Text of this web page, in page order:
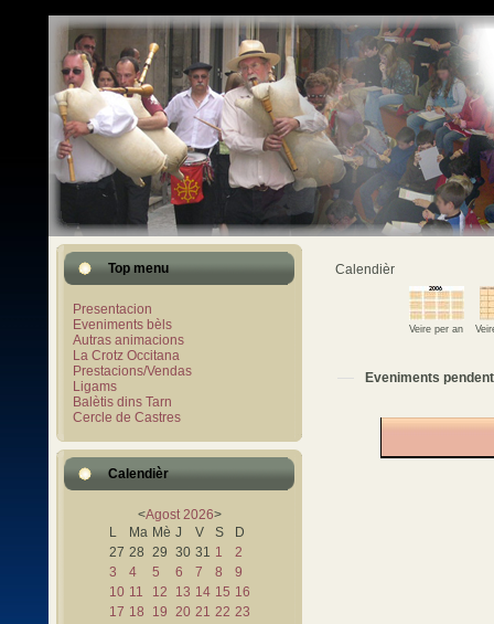
Top menu
Presentacion
Eveniments bèls
Autras animacions
La Crotz Occitana
Prestacions/Vendas
Ligams
Balètis dins Tarn
Cercle de Castres
Calendièr
<Agost 2026>
L
Ma Mè J V S
D
27 28 29 30 31 1
2
3
4 5 6 7 8
9
10 11 12 13 14 15 16
17 18 19 20 21 22 23
Calendièr
Veire per an
Eveniments pendent